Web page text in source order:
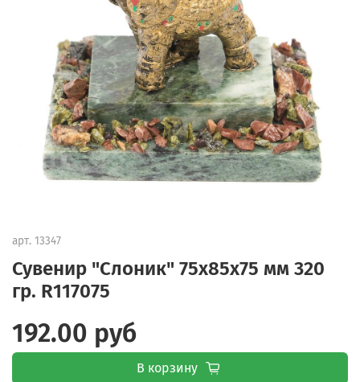
арт. 13347
Сувенир "Слоник" 75х85х75 мм 320
гр. R117075
192.00 руб
В корзину